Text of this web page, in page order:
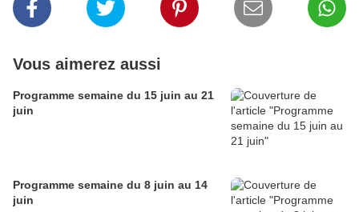
Vous aimerez aussi
Programme semaine du 15 juin au 21
juin
Programme semaine du 8 juin au 14
juin